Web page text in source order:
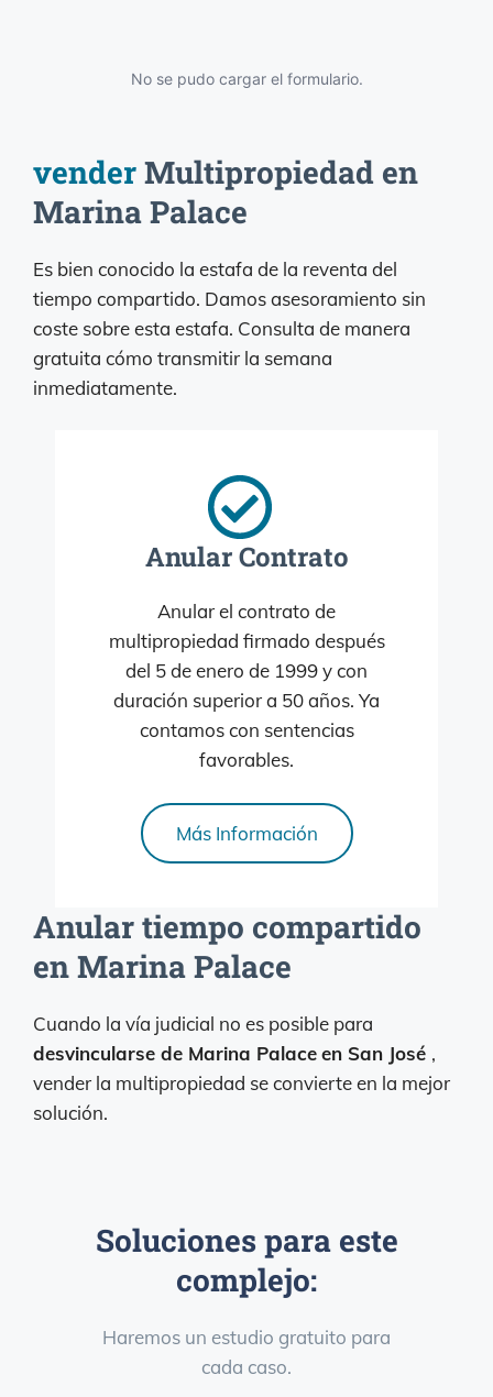
No se pudo cargar el formulario.
venderMultipropiedad en
Marina Palace
Es bien conocido la estafa de la reventa del
tiempo compartido. Damos asesoramiento sin
coste sobre esta estafa. Consulta de manera
gratuita cómo transmitir la semana
inmediatamente.
Anular Contrato
Anular el contrato de
multipropiedad firmado después
del 5 de enero de 1999 y con
duración superior a 50 años. Ya
contamos con sentencias
favorables.
Más Información
Anular tiempo compartido
en Marina Palace
Cuando la vía judicial no es posible para
desvincularse de Marina Palaceen San José ,
vender la multipropiedad se convierte en la mejor
solución.
Soluciones para este
complejo:
Haremos un estudio gratuito para
cada caso.